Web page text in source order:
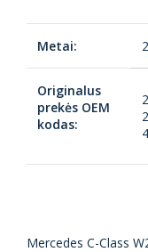
Metai:
Originalus
prekės OEM
kodas:
Mercedes C-Class